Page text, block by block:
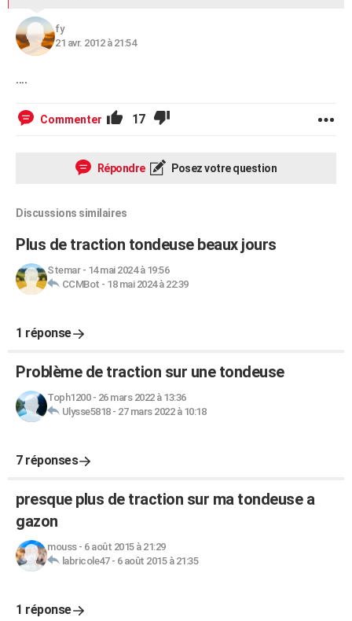
fy
21 avr. 2012 à 21:54
....
Commenter 17
Répondre Posez votre question
Discussions similaires
Plus de traction tondeuse beaux jours
Stemar- 14 mai 2024 à 19:56
CCMBot - 18 mai 2024 à 22:39
1 réponse
Problème de traction sur une tondeuse
Toph1200- 26 mars 2022 à 13:36
Ulysse5818- 27 mars 2022 à 10:18
7 réponses
presque plus de traction sur ma tondeuse a
gazon
mouss- 6 août 2015 à 21:29
labricole47- 6 août 2015 à 21:35
1 réponse